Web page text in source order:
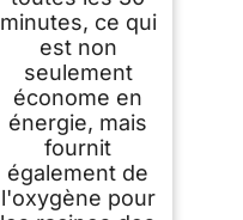
minutes, ce qui
est non
seulement
économe en
énergie, mais
fournit
également de
l'oxygène pour